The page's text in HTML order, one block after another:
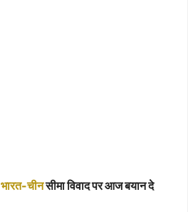
भारत-चीनसीमा विवाद पर आज बयान दे